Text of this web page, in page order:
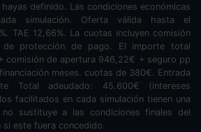
definido. Las condiciones económicas
simulación. Oferta válida hasta el
%. TAE 12,66%. La cuotas incluyen comisión
protección de pago. El importe total
comisión de apertura 946,22€ + seguro pp
meses. cuotas de 380€. Entrada
Total adeudado: 45.600€ (intereses
facilitados en cada simulación tienen una
sustituye a las condiciones finales del
este fuera concedido.